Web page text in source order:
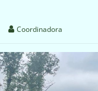
Coordinadora